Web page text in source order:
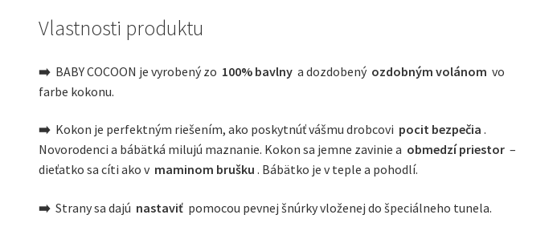
Vlastnosti produktu
➡️ BABY COCOON je vyrobený zo 100% bavlny a dozdobený ozdobným volánom vo
farbe kokonu.
➡️ Kokon je perfektným riešením, ako poskytnúť vášmu drobcovi pocit bezpečia .
Novorodenci a bábätká milujú maznanie. Kokon sa jemne zavinie a obmedzí priestor –
dieťatko sa cíti ako v maminom brušku . Bábätko je v teple a pohodlí.
➡️ Strany sa dajú nastaviť pomocou pevnej šnúrky vloženej do špeciálneho tunela.